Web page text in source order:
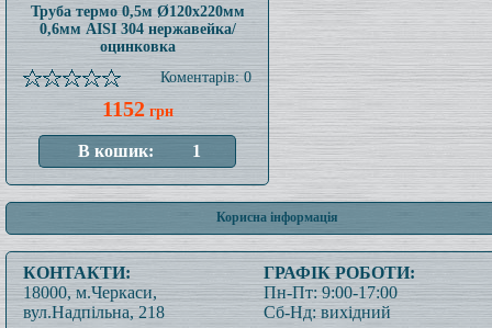
Труба термо 0,5м Ø120x220мм
0,6мм AISI 304 нержавейка/
оцинковка
Коментарів: 0
1152грн
Корисна інформація
КОНТАКТИ:
18000, м.Черкаси,
вул.Надпільна, 218
ГРАФІК РОБОТИ:
Пн-Пт: 9:00-17:00
Сб-Нд: вихідний